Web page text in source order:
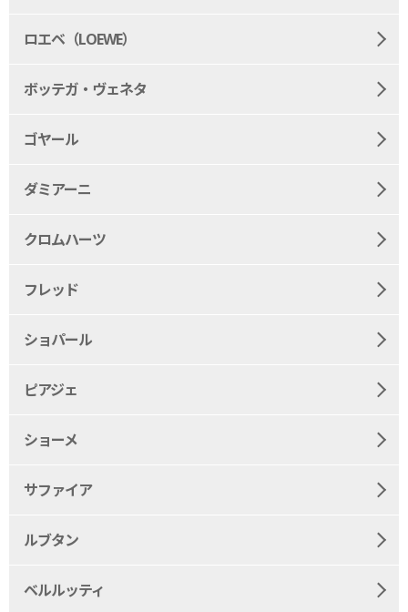
ロエベ（LOEWE）
ボッテガ・ヴェネタ
ゴヤール
ダミアーニ
クロムハーツ
フレッド
ショパール
ピアジェ
ショーメ
サファイア
ルブタン
ベルルッティ